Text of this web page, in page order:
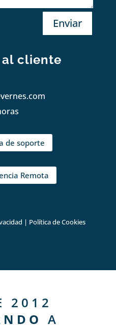
Enviar
cliente
de soporte
Remota
| Política de Cookies
2012
A